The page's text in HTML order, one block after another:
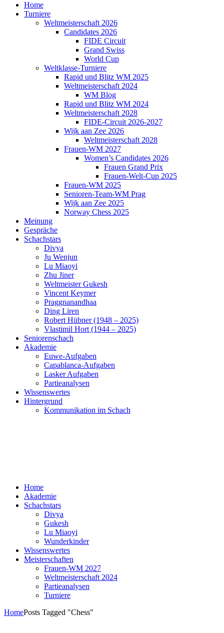
Home
Turniere
Weltmeisterschaft 2026
Candidates 2026
FIDE Circuit
Grand Swiss
World Cup
Weltklasse-Turniere
Rapid und Blitz WM 2025
Weltmeisterschaft 2024
WM Blog
Rapid und Blitz WM 2024
Weltmeisterschaft 2028
FIDE-Circuit 2026-2027
Wijk aan Zee 2026
Weltmeisterschaft 2028
Frauen-WM 2027
Women’s Candidates 2026
Frauen Grand Prix
Frauen-Welt-Cup 2025
Frauen-WM 2025
Senioren-Team-WM Prag
Wijk aan Zee 2025
Norway Chess 2025
Meinung
Gespräche
Schachstars
Divya
Ju Wenjun
Lu Miaoyi
Zhu Jiner
Weltmeister Gukesh
Vincent Keymer
Praggnanandhaa
Ding Liren
Robert Hübner (1948 – 2025)
Vlastimil Hort (1944 – 2025)
Seniorenschach
Akademie
Euwe-Aufgaben
Capablanca-Aufgaben
Lasker Aufgaben
Partieanalysen
Wissenswertes
Hintergrund
Kommunikation im Schach
Home
Akademie
Schachstars
Divya
Gukesh
Lu Miaoyi
Wunderkinder
Wissenswertes
Meisterschaften
Frauen-WM 2027
Weltmeisterschaft 2024
Partieanalysen
Turniere
HomePosts Tagged "Chess"